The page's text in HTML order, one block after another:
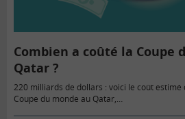
Combien a coûté la Coupe
Qatar ?
220 milliards de dollars : voici le coût estimé
Coupe du monde au Qatar,…